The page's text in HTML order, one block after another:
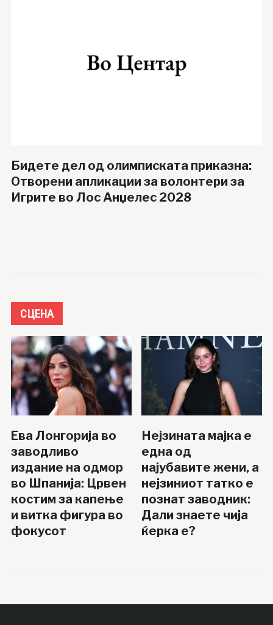
Бидете дел од олимписката приказна:
Отворени апликации за волонтери за
Игрите во Лос Анџелес 2028
СЦЕНА
Ева Лонгорија во
заводливо
издание на одмор
во Шпанија: Црвен
костим за капење
и витка фигура во
фокусот
Нејзината мајка е
една од
најубавите жени, а
нејзиниот татко е
познат заводник:
Дали знаете чија
ќерка е?